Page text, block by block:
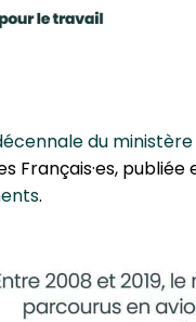
du
publiée
.